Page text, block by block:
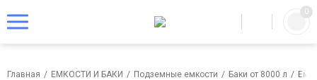
0
Главная / ЕМКОСТИ И БАКИ / Подземные емкости / Баки от 8000 л /